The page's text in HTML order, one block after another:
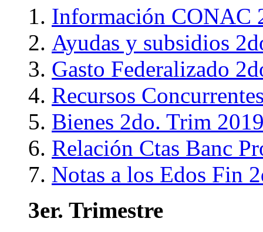
Información CONAC
Ayudas y subsidios
Gasto Federalizado
Recursos
Bienes 2do. Trim
Relación Ctas Banc
Notas a los Edos Fin
3er. Trimestre